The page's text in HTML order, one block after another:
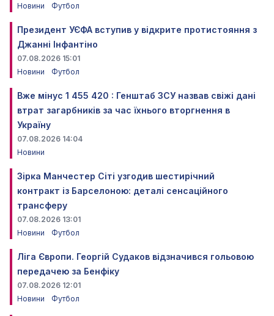
Новини
Футбол
Президент УЄФА вступив у відкрите протистояння з
Джанні Інфантіно
07.08.2026 15:01
Новини
Футбол
Вже мінус 1 455 420 : Генштаб ЗСУ назвав свіжі дані
втрат загарбників за час їхнього вторгнення в
Україну
07.08.2026 14:04
Новини
Зірка Манчестер Сіті узгодив шестирічний
контракт із Барселоною: деталі сенсаційного
трансферу
07.08.2026 13:01
Новини
Футбол
Ліга Європи. Георгій Судаков відзначився гольовою
передачею за Бенфіку
07.08.2026 12:01
Новини
Футбол